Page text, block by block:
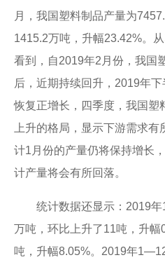
月，我国塑料制品产量为
1415.2万吨，升幅23.42%。
看到，自2019年2月份，我国
后，近期持续回升，2019年
恢复正增长，四季度，我国塑
上升的格局，显示下游需求
计1月份的产量仍将保持增长
计产量将会有所回落。
统计数据还显示：2019年
万吨，环比上升了11吨，升
吨，升幅8.05%。2019年